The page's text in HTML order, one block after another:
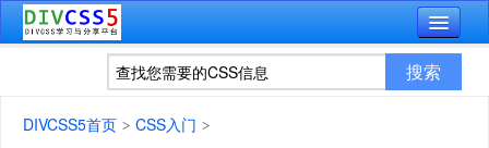
DIVCSS5首页 CSS入门